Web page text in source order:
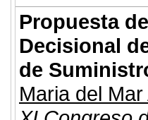
Propuesta
Decisional
de
Maria del